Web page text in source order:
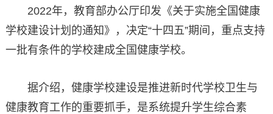
2022年，教育部办公厅印发《关于实施全国健康
学校建设计划的通知》，决定“十四五”期间，重点支持
一批有条件的学校建成全国健康学校。
据介绍，健康学校建设是推进新时代学校卫生与
健康教育工作的重要抓手，是系统提升学生综合素